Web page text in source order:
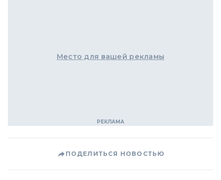
Место для вашей рекламы
ПОДЕЛИТЬСЯ НОВОСТЬЮ